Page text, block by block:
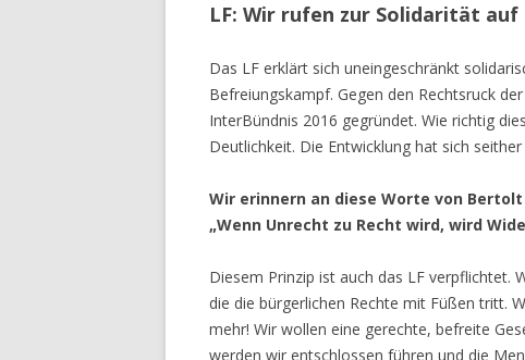
LF: Wir rufen zur Solidarität auf
Das LF erklärt sich uneingeschränkt
Befreiungskampf. Gegen den Rechtsruck
InterBündnis 2016 gegründet. Wie richtig
Deutlichkeit. Die Entwicklung hat sich
Wir erinnern an diese Worte von
„Wenn Unrecht zu Recht wird, wird
Diesem Prinzip ist auch das LF verpflichtet.
die die bürgerlichen Rechte mit Füßen tritt.
mehr! Wir wollen eine gerechte, befreite
werden wir entschlossen führen und die